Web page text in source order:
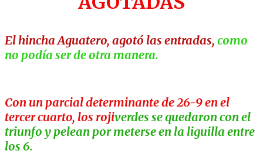
El hincha Aguatero, agotó las entradas, como
no podía ser de otra manera.
Con un parcial determinante de 26-9 en el
tercer cuarto, los rojiverdes se quedaron con el
triunfo y pelean por meterse en la liguilla entre
los 6.